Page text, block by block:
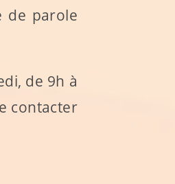
de parole
de 9h à
contacter